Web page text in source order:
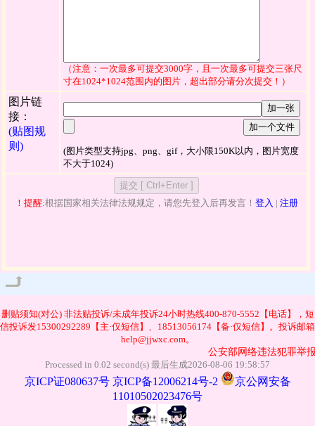
（注意：一次最多可提交3000字，且一次最多可提交三张尺
寸在1024*1024范围内的图片，超出部分请分次提交！）
图片链
接：
(贴图规
则)
加一张
加一个文件
(图片类型支持jpg、png、gif，大小限150K以内，图片宽度
不大于1024)
！提醒:根据国家相关法律法规规定，请您先登入后再发言！ 登入 | 注册
删贴须知(对公)非法贴投诉/未成年投诉24小时热线400-870-5552【电话】，短
信投诉发15300292289【主·仅短信】、18513056174【备·仅短信】。投诉邮箱
help@jjwxc.com。
公安部网络违法犯罪举报网站
Processed in 0.02 second(s) 最后生成2026-08-06 19:58:57
京ICP证080637号 京ICP备12006214号-2
京公网安备
11010502023476号